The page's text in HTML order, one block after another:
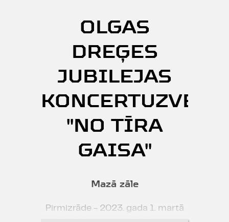
OLGAS
DREĢES
JUBILEJAS
"NO TĪRA
GAISA"
Mazā zāle
Pirmizrāde - 2023. gada 1. martā